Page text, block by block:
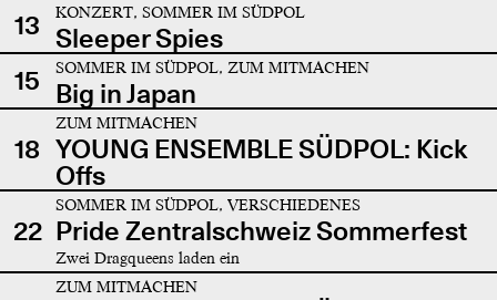
13
KONZERT, SOMMER IM SÜDPOL
Sleeper Spies
15
SOMMER IM SÜDPOL, ZUM MITMACHEN
Big in Japan
18
ZUM MITMACHEN
YOUNG ENSEMBLE SÜDPOL: Kick
Offs
22
SOMMER IM SÜDPOL, VERSCHIEDENES
Pride Zentralschweiz Sommerfest
Zwei Dragqueens laden ein
ZUM MITMACHEN